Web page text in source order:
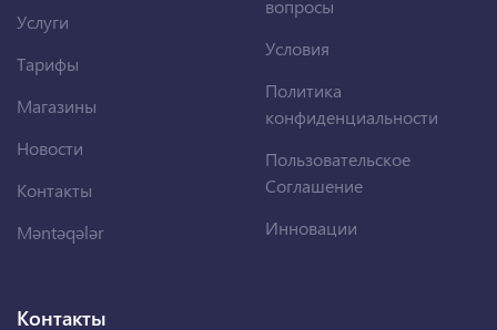
Услуги
Тарифы
Магазины
Новости
Контакты
Məntəqələr
вопросы
Условия
Политика
конфиденциальности
Пользовательское
Соглашение
Инновации
Контакты